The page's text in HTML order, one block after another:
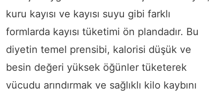
kuru kayısı ve kayısı suyu gibi farklı
formlarda kayısı tüketimi ön plandadır. Bu
diyetin temel prensibi, kalorisi düşük ve
besin değeri yüksek öğünler tüketerek
vücudu arındırmak ve sağlıklı kilo kaybını